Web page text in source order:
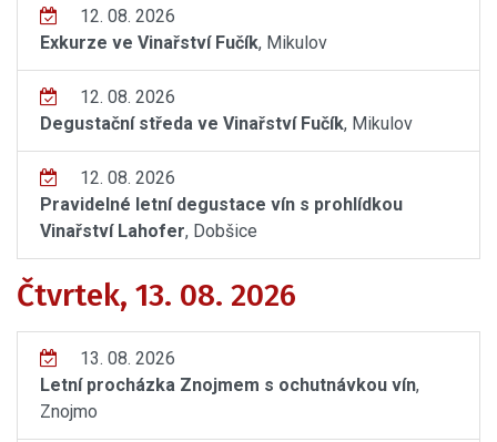
12. 08. 2026
Exkurze ve Vinařství Fučík, Mikulov
12. 08. 2026
Degustační středa ve Vinařství Fučík, Mikulov
12. 08. 2026
Pravidelné letní degustace vín s prohlídkou
Vinařství Lahofer, Dobšice
Čtvrtek, 13. 08. 2026
13. 08. 2026
Letní procházka Znojmem s ochutnávkou vín,
Znojmo